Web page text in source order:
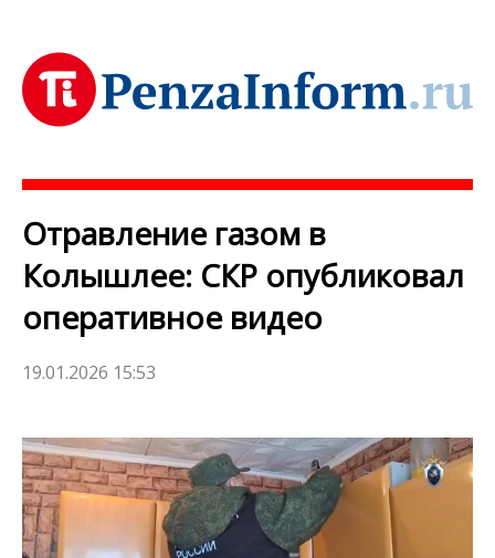
Отравление газом в
Колышлее: СКР опубликовал
оперативное видео
19.01.2026 15:53